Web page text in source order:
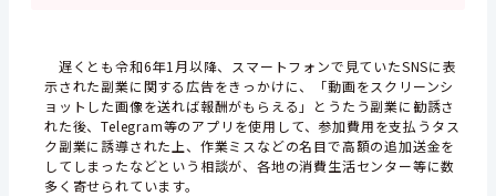
遅くとも令和6年1月以降、スマートフォンで見ていたSNSに表
示された副業に関する広告をきっかけに、「動画をスクリーンシ
ョットした画像を送れば報酬がもらえる」とうたう副業に勧誘さ
れた後、Telegram等のアプリを使用して、参加費用を支払うタス
ク副業に誘導された上、作業ミスなどの名目で高額の追加送金を
してしまったなどという相談が、各地の消費生活センター等に数
多く寄せられています。